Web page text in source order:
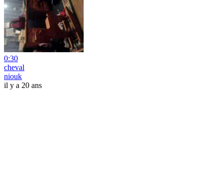
0:30
cheval
niouk
il y a 20 ans